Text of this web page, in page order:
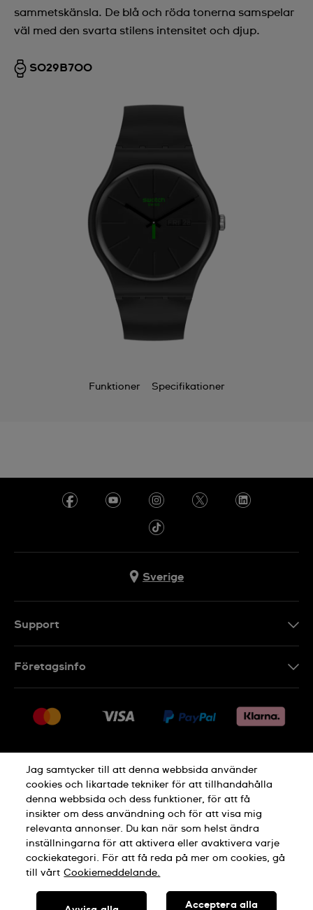
sammetskänsla. De blå och röda tonerna samspelar
väl med den svarta stilens intensitet och djup.
SO29B700
Funktioner Specifikationer
Sverige
Support
Returer
Försäljningsvillkor
Ångra köp
Företagsinfo
Jobs
Integritetspolicy Cookie Notice
Allmänna Villkor
TILLVERKAD I SCHWEIZ
Jag samtycker till att denna webbsida använder
cookies och likartade tekniker för att tillhandahålla
denna webbsida och dess funktioner, för att få
insikter om dess användning och för att visa mig
relevanta annonser. Du kan när som helst ändra
inställningarna för att aktivera eller avaktivera varje
cockiekategori. För att få reda på mer om cookies, gå
till vårt Cookiemeddelande.
Acceptera alla